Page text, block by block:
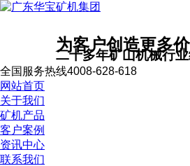
为客户创造更多
二十多年矿山机械行
全国服务热线4008-628-618
网站首页
关于我们
矿机产品
客户案例
资讯中心
联系我们